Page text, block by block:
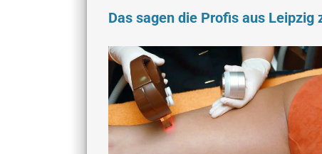
Das sagen die Profis aus
Zeige
grösseres